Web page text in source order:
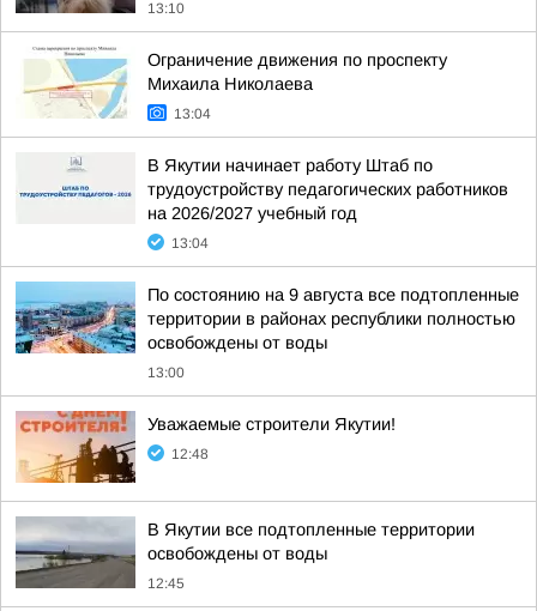
13:10
Ограничение движения по проспекту
Михаила Николаева
13:04
В Якутии начинает работу Штаб по
трудоустройству педагогических работников
на 2026/2027 учебный год
13:04
По состоянию на 9 августа все подтопленные
территории в районах республики полностью
освобождены от воды
13:00
Уважаемые строители Якутии!
12:48
В Якутии все подтопленные территории
освобождены от воды
12:45